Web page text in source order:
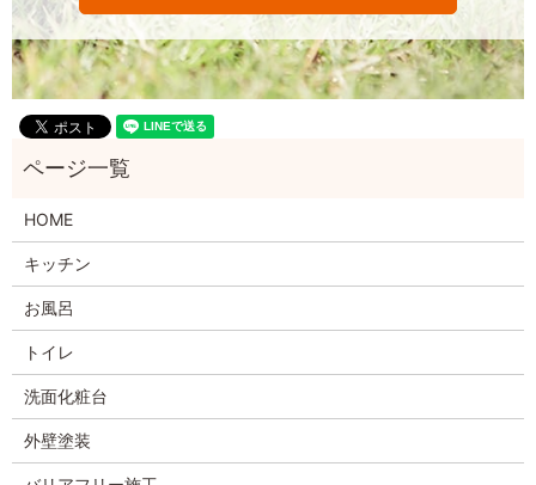
HOME
キッチン
お風呂
トイレ
洗面化粧台
外壁塗装